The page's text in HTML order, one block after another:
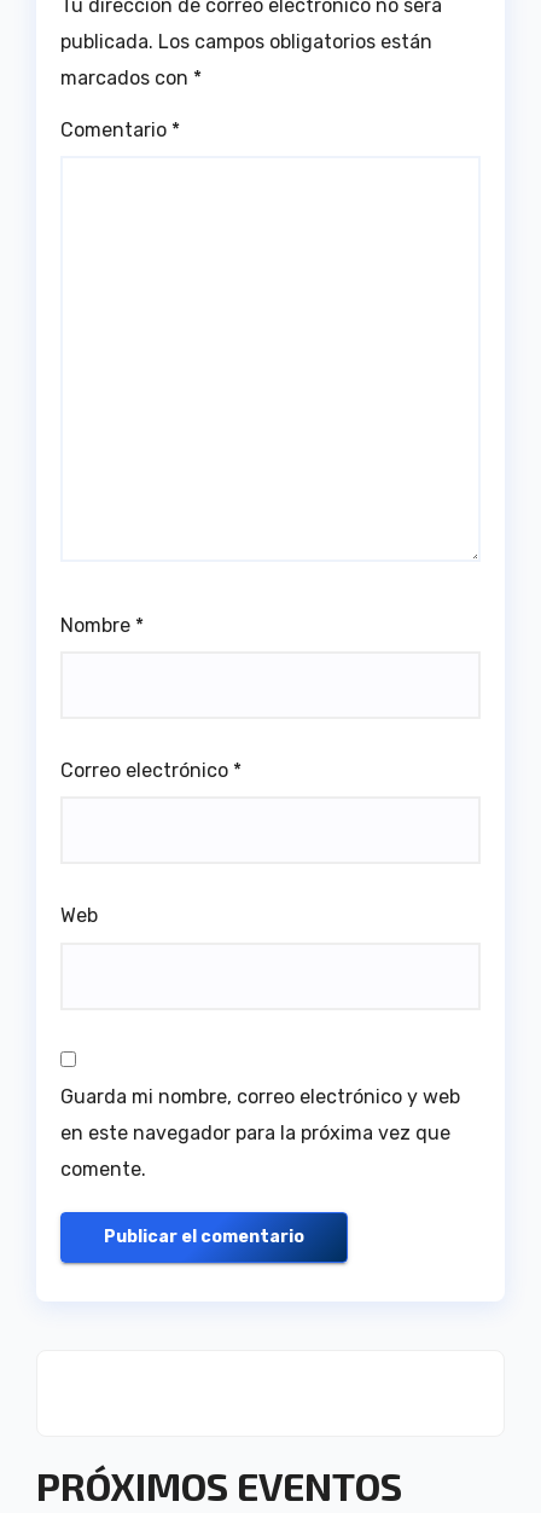
Tu dirección de correo electrónico no será
publicada. Los campos obligatorios están
marcados con *
Comentario *
Nombre *
Correo electrónico *
Web
Guarda mi nombre, correo electrónico y web
en este navegador para la próxima vez que
comente.
PRÓXIMOS EVENTOS